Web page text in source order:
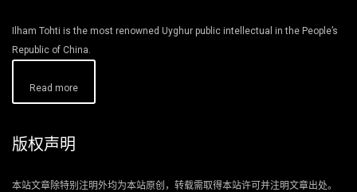
Ilham Tohti is the most renowned Uyghur public intellectual in the People’s
Republic of China.
Read more
版权声明
本站文章除特别注明外均为本站原创，转载需取得本站许可并注明文章出处。